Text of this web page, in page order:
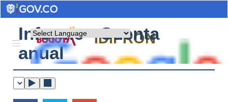
Powered by
IDIPRON
Informe - Cuenta
anual